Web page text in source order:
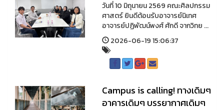
วันที่ 10 มิถุนายน 2569 คณะศิลปกรรม
ศาสตร์ ยินดีต้อนรับอาจารย์นิเทศ
อาจารย์ปฏิพัฒน์พงศ์ ศักดี จากวิทย ...
2026-06-19 15:06:37
Campus is calling! ทางเดิมๆ
อาคารเดิมๆ บรรยากาศเดิมๆ